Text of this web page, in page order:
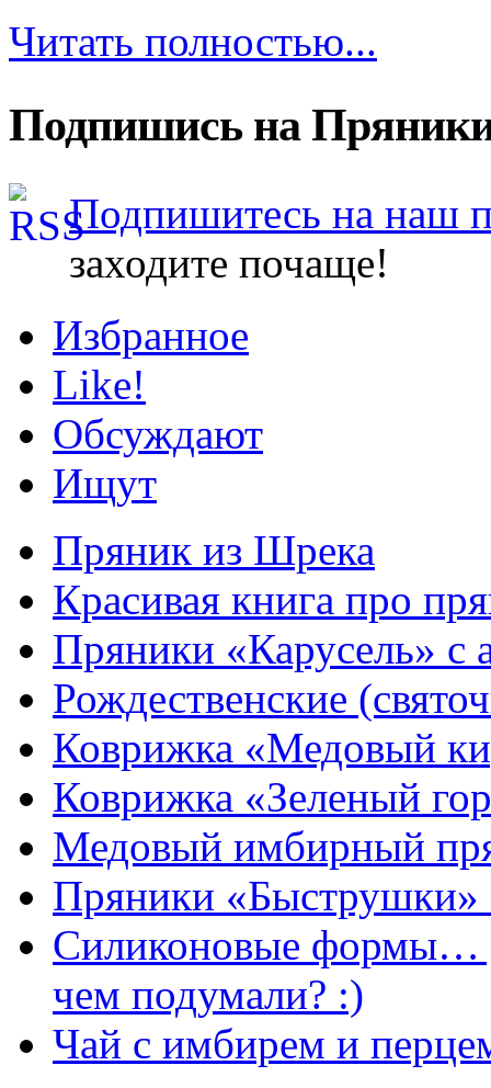
Читать полностью...
Подпишись на
Подпишитесь на наш
заходите почаще!
Избранное
Like!
Обсуждают
Ищут
Пряник из Шрека
Красивая книга про
Пряники «Карусель» с
Рождественские
Коврижка «Медовый
Коврижка «Зеленый
Медовый имбирный
Пряники «Быструшки»
Силиконовые формы…
чем подумали? :)
Чай с имбирем и